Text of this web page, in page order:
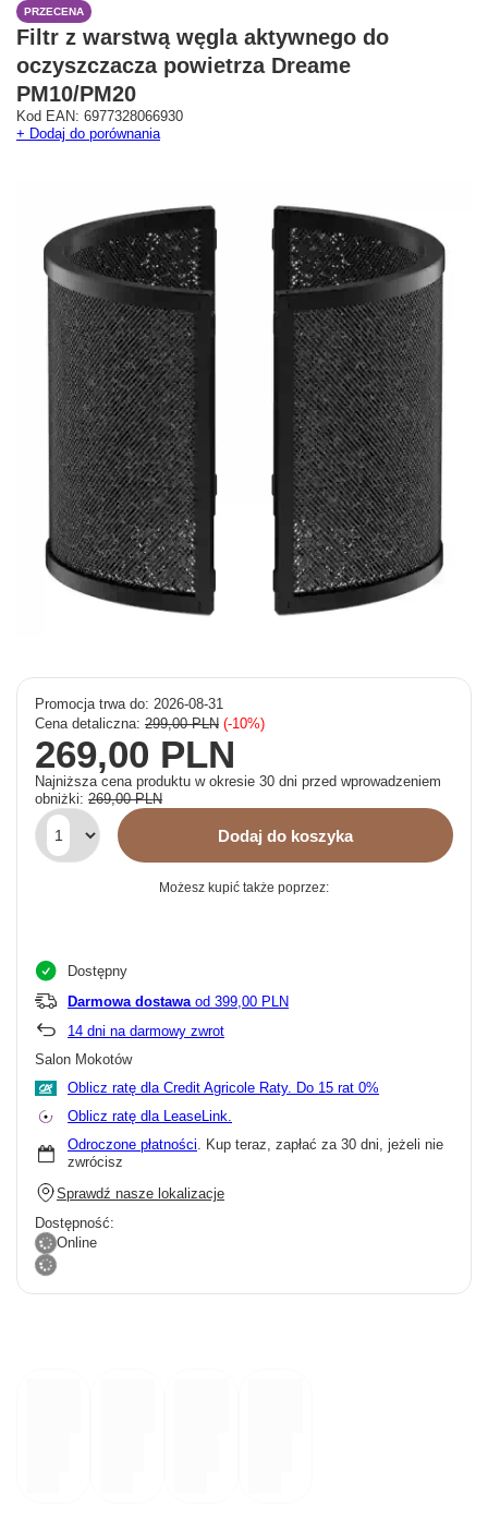
PRZECENA
Filtr z warstwą węgla aktywnego do
oczyszczacza powietrza Dreame
PM10/PM20
Kod EAN: 6977328066930
+ Dodaj do porównania
Cena detaliczna: 299,00 PLN -10%
269,00 PLN
Najniższa cena produktu w okresie 30 dni przed wprowadzeniem
obniżki: 269,00 PLN
Promocja trwa do: 2026-08-31
Dodaj do koszyka
Możesz kupić także poprzez:
Dostępny
Darmowa dostawa od 399,00 PLN
14 dni na darmowy zwrot
Salon Mokotów
Oblicz ratę dla Credit Agricole Raty.
Oblicz ratę dla LeaseLink.
Odroczone płatności. Kup teraz, zapłać za 30 dni, jeżeli nie
zwrócisz
Sprawdź nasze lokalizacje
Dostępność:
Online
Westfield Mokotów
Oficjalny Salon Dreame
ul. Wołoska 12
Pokaż na mapie
03-287 Warszawa
Pokaż na mapie